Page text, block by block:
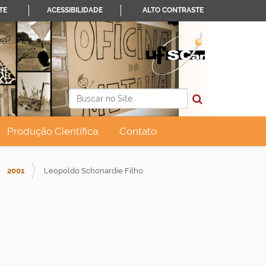
Busca
Busca Avançada…
ACESSIBILIDADE ALTO CONTRASTE
Produção Científica Contato
2001 Leopoldo Schonardie Filho